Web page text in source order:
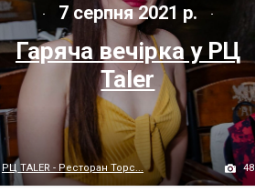
7 серпня 2021 р.
Гаряча вечірка у РЦ
Taler
РЦ TALER - Ресторан Торс... 48